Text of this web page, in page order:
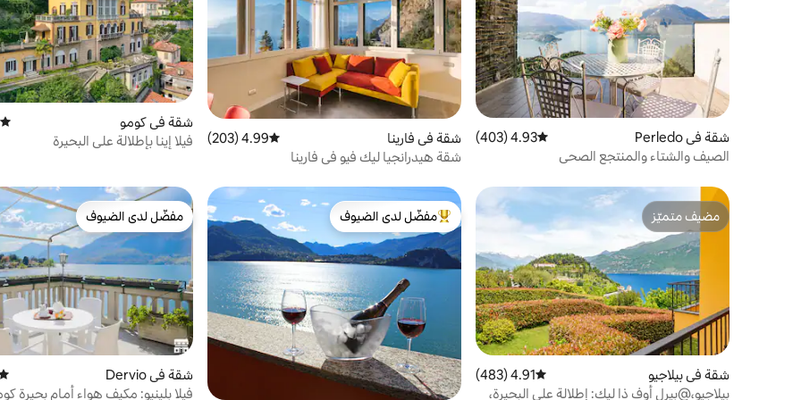
شقة في Perledo متوسط التقييم 4.93 من 5، 403 مراجعات
4.93 (403)
الصيف والشتاء والمنتجع الصحي
شقة في فارينا متوسط التقييم 4.99 من 5، 203 مراجعات
4.99 (203)
شقة هيدرانجيا ليك فيو في فارينا
شقة في كومو
فيلا إينا بإطلالة على البحيرة
مضيف متميّز
مضيف متميّز
شقة في بيلاجيو متوسط التقييم 4.91 من 5، 483 مراجعات
4.91 (483)
بيلاجيو،@بيرل أوف ذا ليك: إطلالة على البحيرة،
من أبرز البيوت المفضّلة لدى الضيوف
مفضّل لدى الضيوف
مفضّل لدى الضيوف
مفضّل لدى الضيوف
شقة في Dervio
فيلا بلينيو: مكيف هواء أمام بحيرة